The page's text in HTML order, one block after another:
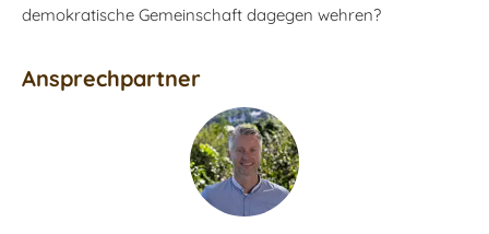
demokratische Gemeinschaft dagegen wehren?
Ansprechpartner